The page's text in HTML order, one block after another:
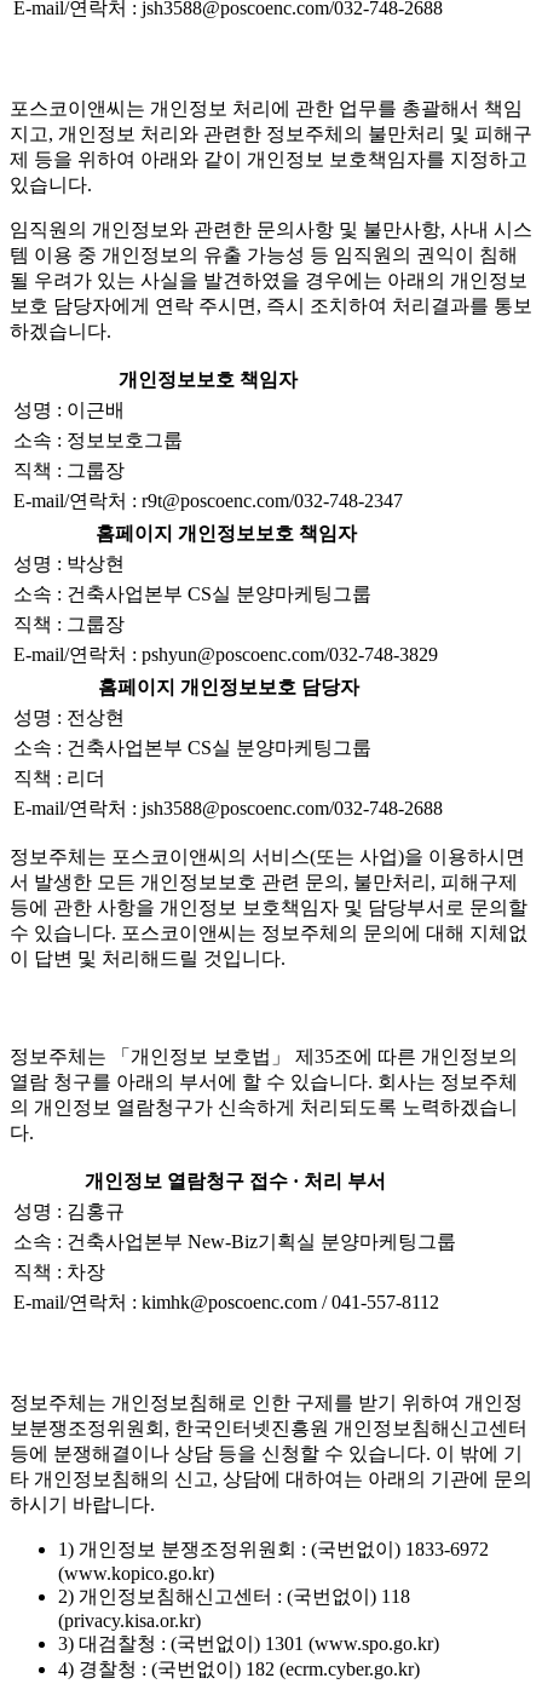
E-mail/연락처 : jsh3588@poscoenc.com/032-748-2688
포스코이앤씨는 개인정보 처리에 관한 업무를 총괄해서 책임
지고, 개인정보 처리와 관련한 정보주체의 불만처리 및 피해구
제 등을 위하여 아래와 같이 개인정보 보호책임자를 지정하고
있습니다.
임직원의 개인정보와 관련한 문의사항 및 불만사항, 사내 시스
템 이용 중 개인정보의 유출 가능성 등 임직원의 권익이 침해
될 우려가 있는 사실을 발견하였을 경우에는 아래의 개인정보
보호 담당자에게 연락 주시면, 즉시 조치하여 처리결과를 통보
하겠습니다.
개인정보보호 책임자
성명 : 이근배
소속 : 정보보호그룹
직책 : 그룹장
E-mail/연락처 : r9t@poscoenc.com/032-748-2347
홈페이지 개인정보보호 책임자
성명 : 박상현
소속 : 건축사업본부 CS실 분양마케팅그룹
직책 : 그룹장
E-mail/연락처 : pshyun@poscoenc.com/032-748-3829
홈페이지 개인정보보호 담당자
성명 : 전상현
소속 : 건축사업본부 CS실 분양마케팅그룹
직책 : 리더
E-mail/연락처 : jsh3588@poscoenc.com/032-748-2688
정보주체는 포스코이앤씨의 서비스(또는 사업)을 이용하시면
서 발생한 모든 개인정보보호 관련 문의, 불만처리, 피해구제
등에 관한 사항을 개인정보 보호책임자 및 담당부서로 문의할
수 있습니다. 포스코이앤씨는 정보주체의 문의에 대해 지체없
이 답변 및 처리해드릴 것입니다.
정보주체는 「개인정보 보호법」 제35조에 따른 개인정보의
열람 청구를 아래의 부서에 할 수 있습니다. 회사는 정보주체
의 개인정보 열람청구가 신속하게 처리되도록 노력하겠습니
다.
개인정보 열람청구 접수 · 처리 부서
성명 : 김홍규
소속 : 건축사업본부 New-Biz기획실 분양마케팅그룹
직책 : 차장
E-mail/연락처 : kimhk@poscoenc.com / 041-557-8112
정보주체는 개인정보침해로 인한 구제를 받기 위하여 개인정
보분쟁조정위원회, 한국인터넷진흥원 개인정보침해신고센터
등에 분쟁해결이나 상담 등을 신청할 수 있습니다. 이 밖에 기
타 개인정보침해의 신고, 상담에 대하여는 아래의 기관에 문의
하시기 바랍니다.
1) 개인정보 분쟁조정위원회 : (국번없이) 1833-6972
(www.kopico.go.kr)
2) 개인정보침해신고센터 : (국번없이) 118
(privacy.kisa.or.kr)
3) 대검찰청 : (국번없이) 1301 (www.spo.go.kr)
4) 경찰청 : (국번없이) 182 (ecrm.cyber.go.kr)